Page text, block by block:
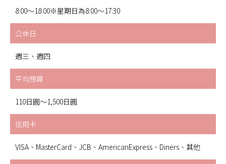
8:00～18:00※星期日為8:00～17:30
公休日
週三、週四
平均預算
110日圓～1,500日圓
信用卡
VISA、MasterCard、JCB、AmericanExpress、Diners、其他